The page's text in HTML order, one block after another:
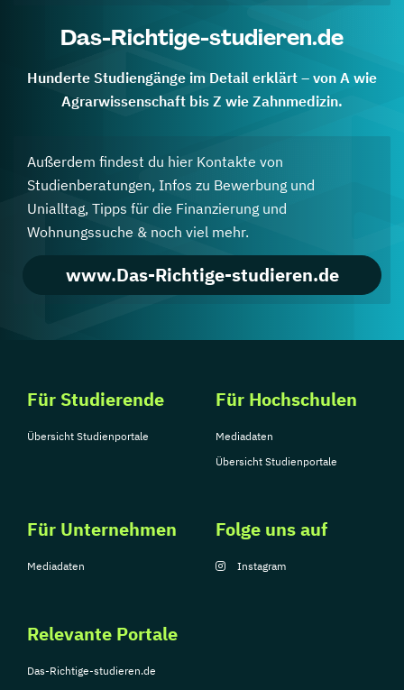
Das-Richtige-studieren.de
Hunderte Studiengänge im Detail erklärt – von A wie
Agrarwissenschaft bis Z wie Zahnmedizin.
Außerdem findest du hier Kontakte von
Studienberatungen, Infos zu Bewerbung und
Unialltag, Tipps für die Finanzierung und
Wohnungssuche & noch viel mehr.
www.Das-Richtige-studieren.de
Für Studierende
Übersicht Studienportale
Für Hochschulen
Mediadaten
Übersicht Studienportale
Für Unternehmen
Mediadaten
Relevante Portale
Das-Richtige-studieren.de
Folge uns auf
Instagram